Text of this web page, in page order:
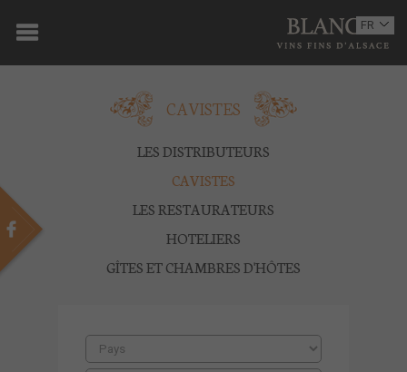
DOMAINE
OENOTOURISME
VINS
BOUTIQUE
MULTIMEDIA
PRESSE
ACTUALITÉS
FR
EN
CAVISTES
LES DISTRIBUTEURS
CAVISTES
LES RESTAURATEURS
HOTELIERS
GÎTES ET CHAMBRES D'HÔTES